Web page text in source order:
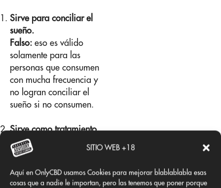
SITIO WEB +18
Aquí en OnlyCBD usamos Cookies para mejorar blablablabla esas
cosas que a nadie le importan, pero las tenemos que poner porque
Sirve para conciliar el
sueño.
Falso: eso es válido
solamente para las
personas que consumen
con mucha frecuencia y
no logran conciliar el
sueño si no consumen.
Sirve como tratamiento
de la epilepsia.
Verdad:
casos especialmente en
bebés con epilepsia